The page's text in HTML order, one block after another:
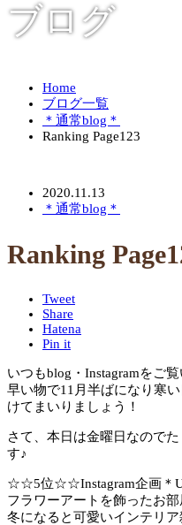
ブログ
Home
ブログ一覧
＊通常blog＊
Ranking Page123
2020.11.13
＊通常blog＊
Ranking
Tweet
Share
Hatena
Pin it
いつもblog・Instagramをご
早い物で11月半ばになり寒
けてまいりましょう！
さて、本日は金曜日なので
す♪
☆☆5位☆☆Instagram企画＊
フラワーアートを飾ったお
冬になると可愛いインテリ